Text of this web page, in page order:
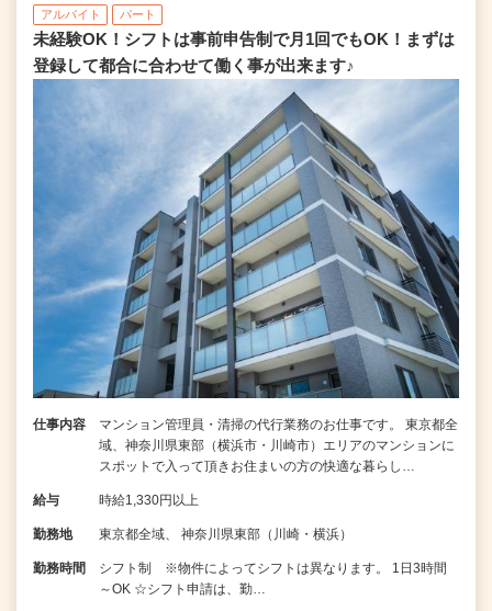
アルバイト パート
未経験OK！シフトは事前申告制で月1回でもOK！まずは
登録して都合に合わせて働く事が出来ます♪
仕事内容
マンション管理員・清掃の代行業務のお仕事です。 東京都全
域、神奈川県東部（横浜市・川崎市）エリアのマンションに
スポットで入って頂きお住まいの方の快適な暮らし…
給与 時給1,330円以上
勤務地 東京都全域、 神奈川県東部（川崎・横浜）
勤務時間
シフト制 ※物件によってシフトは異なります。 1日3時間
～OK ☆シフト申請は、勤…